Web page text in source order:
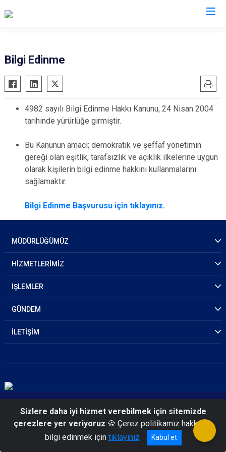
Bilgi Edinme
4982 sayılı Bilgi Edinme Hakkı Kanunu, 24 Nisan 2004
tarihinde yürürlüğe girmiştir.
Bu Kanunun amacı; demokratik ve şeffaf yönetimin
gereği olan eşitlik, tarafsızlık ve açıklık ilkelerine uygun
olarak kişilerin bilgi edinme hakkını kullanmalarını
sağlamaktır.
Bilgi Edinme Başvurusu için tıklayınız​.​
MÜDÜRLÜĞÜMÜZ
HİZMETLERİMİZ
İŞLEMLER
GÜNDEM
İLETİŞİM
© 2026 Kars Emniyet Müdürlüğü
Sizlere daha iyi hizmet verebilmek için sitemizde
çerezlere yer veriyoruz 🍪 Çerez politikamız hakkında
bilgi edinmek için tıklayınız Kabul et